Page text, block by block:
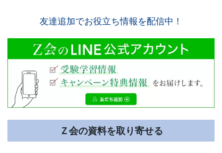
友達追加でお役立ち情報を配信中！
Ｚ会の資料を取り寄せる